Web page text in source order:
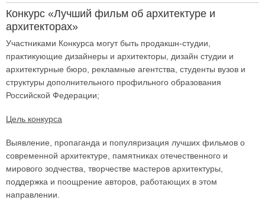
Конкурс «Лучший фильм об архитектуре и
архитекторах»
Участниками Конкурса могут быть продакшн-студии,
практикующие дизайнеры и архитекторы, дизайн студии и
архитектурные бюро, рекламные агентства, студенты вузов и
структуры дополнительного профильного образования
Российской Федерации;
Цель конкурса
Выявление, пропаганда и популяризация лучших фильмов о
современной архитектуре, памятниках отечественного и
мирового зодчества, творчестве мастеров архитектуры,
поддержка и поощрение авторов, работающих в этом
направлении.